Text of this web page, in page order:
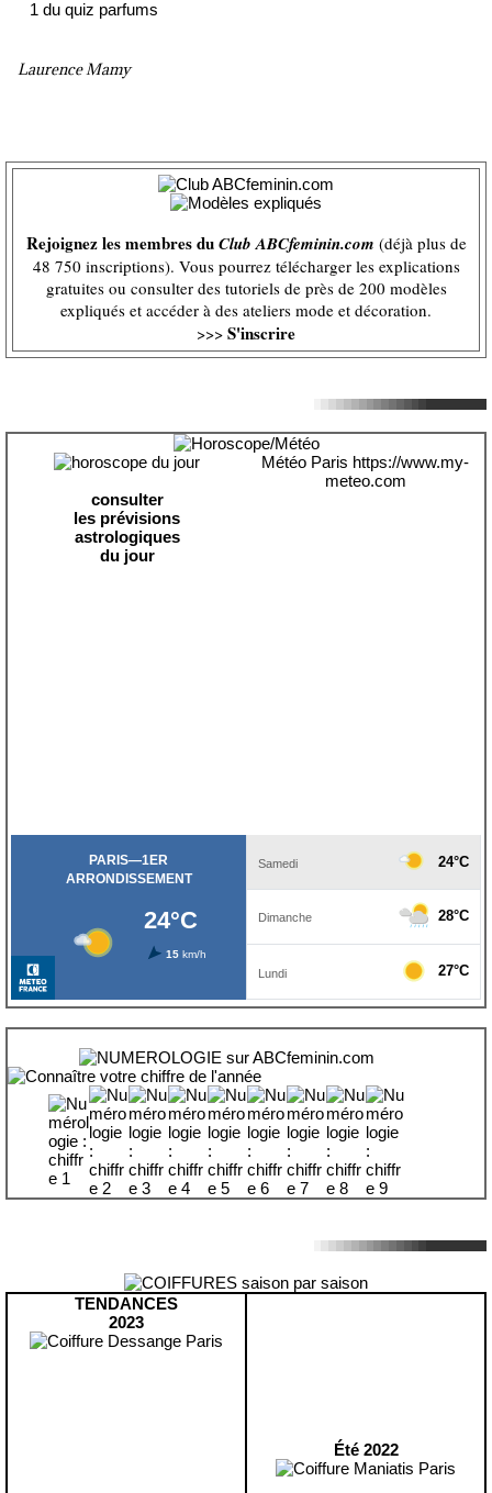
Laurence Mamy
Rejoignez les membres duClub ABCfeminin.com (déjà plus de
48 750 inscriptions). Vous pourrez télécharger les explications
gratuites ou consulter des tutoriels de près de 200 modèles
expliqués et accéder à des ateliers mode et décoration.
>>> S'inscrire
consulter
les prévisions
astrologiques
du jour
Météo Paris https://www.my-
meteo.com
TENDANCES
2023
Été 2022